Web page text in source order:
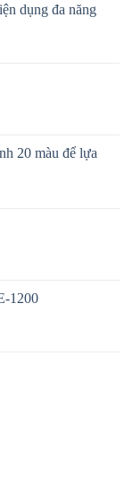
dụng đa năng
20 màu để lựa
1200